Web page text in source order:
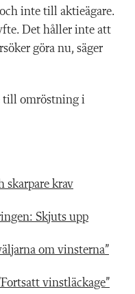
inte till aktieägare.
Det håller inte att
göra nu, säger
till omröstning i
skarpare krav
Skjuts upp
om vinsterna”
vinstläckage”